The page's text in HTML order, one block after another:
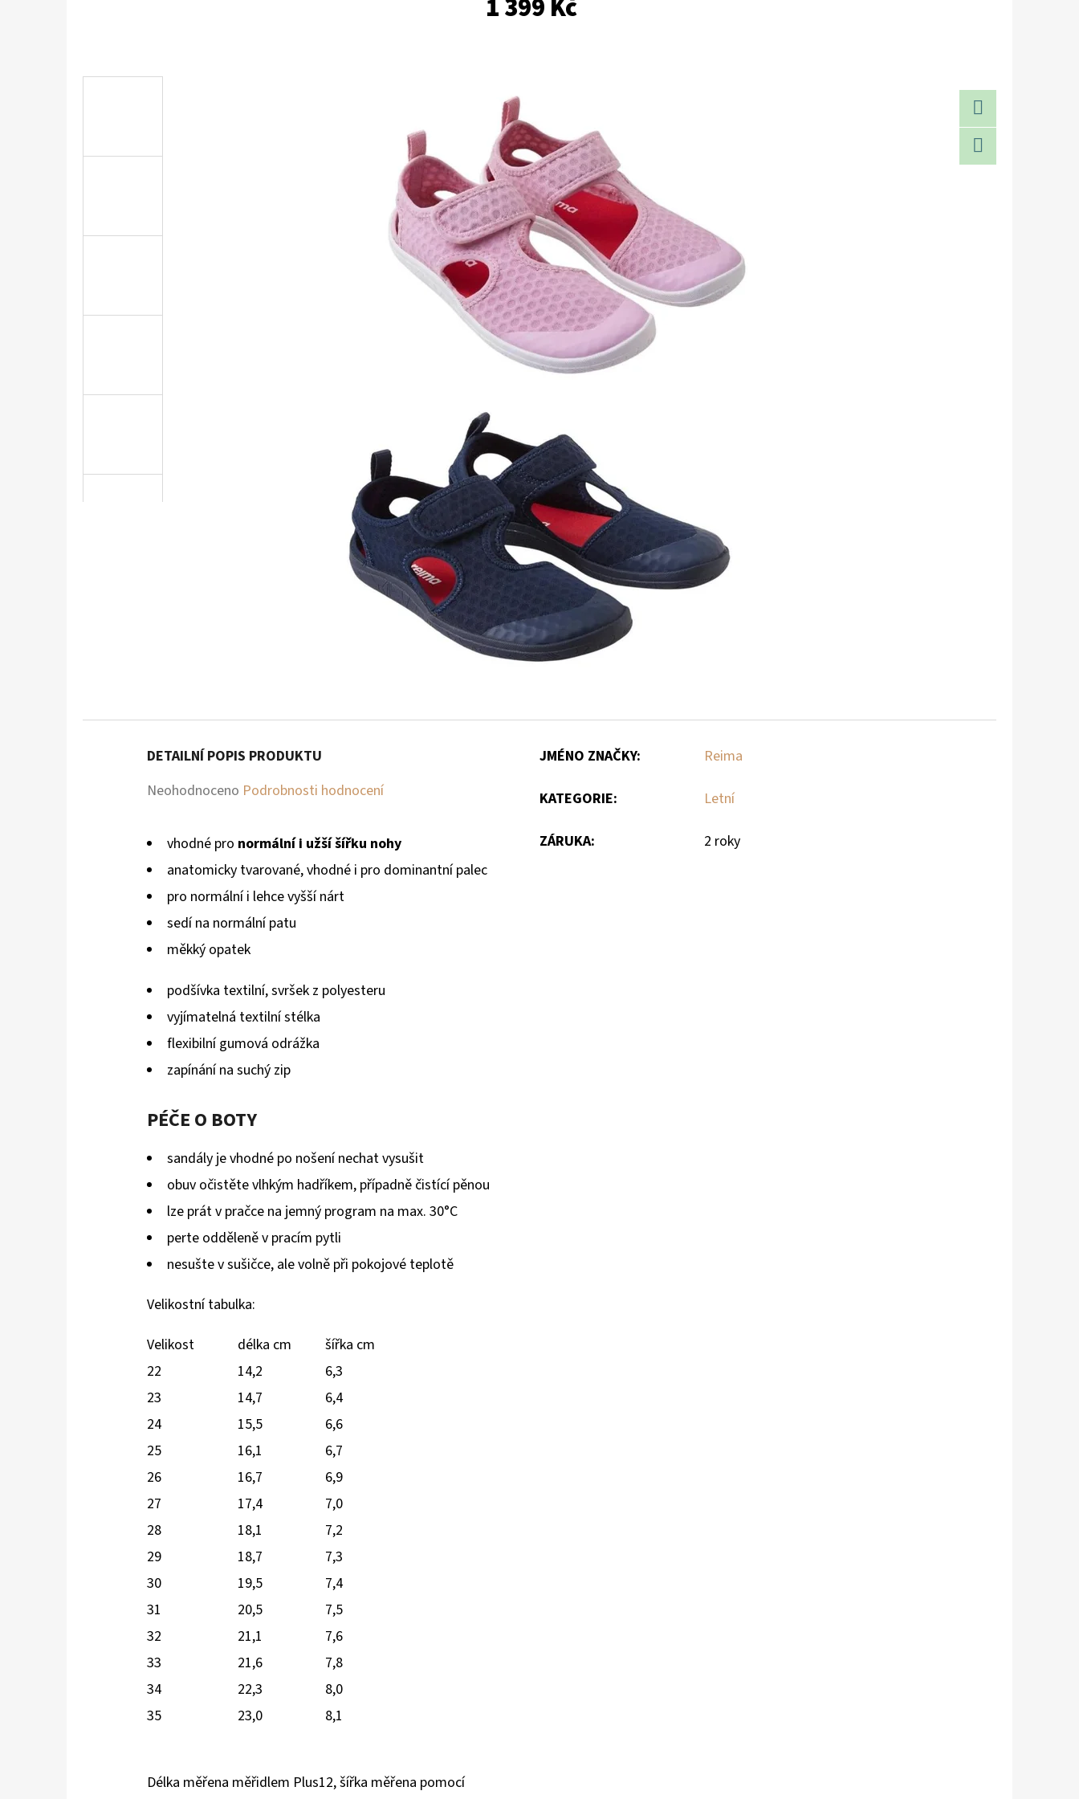
1 399 Kč
Facebook
DETAILNÍ POPIS PRODUKTU
Průměrné
produktu
je
0,0
z
5
Neohodnoceno Podrobnosti hodnocení
vhodné pro normální i užší šířku nohy
anatomicky tvarované, vhodné i pro dominantní palec
pro normální i lehce vyšší nárt
sedí na normální patu
měkký opatek
podšívka textilní, svršek z polyesteru
vyjímatelná textilní stélka
flexibilní gumová odrážka
zapínání na suchý zip
PÉČE O BOTY
sandály je vhodné po nošení nechat vysušit
obuv očistěte vlhkým hadříkem, případně čistící pěnou
lze prát v pračce na jemný program na max. 30°C
perte odděleně v pracím pytli
nesušte v sušičce, ale volně při pokojové teplotě
Velikostní tabulka:
Velikost
délka cm
šířka cm
22
14,2
6,3
23
14,7
6,4
24
15,5
6,6
25
16,1
6,7
26
16,7
6,9
27
17,4
7,0
28
18,1
7,2
29
18,7
7,3
30
19,5
7,4
31
20,5
7,5
32
21,1
7,6
33
21,6
7,8
34
22,3
8,0
35
23,0 8,1
Délka měřena měřidlem Plus12, šířka měřena pomocí
JMÉNO ZNAČKY: Reima
KATEGORIE: Letní
ZÁRUKA: 2 roky